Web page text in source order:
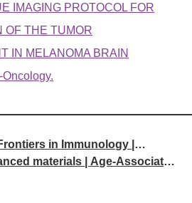
IMAGING PROTOCOL FOR
OF THE TUMOR
IN MELANOMA BRAIN
in Immunology |
of a Bispecific
materials | Age-Associated